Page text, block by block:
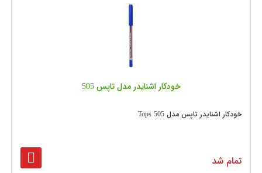
خودکار اشنایدر مدل تاپس 505
خودکار اشنایدر تاپس مدل 505 Tops
تمام شد